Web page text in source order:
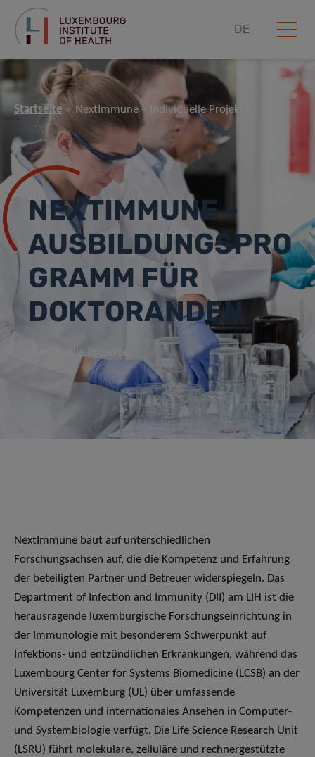
DE
Startseite NextImmune – Individuelle Projekte
NEXTIMMUNE -
AUSBILDUNGSPRO
GRAMM FÜR
DOKTORANDEN
Individuelle Projekte
NextImmune baut auf unterschiedlichen
Forschungsachsen auf, die die Kompetenz und Erfahrung
der beteiligten Partner und Betreuer widerspiegeln. Das
Department of Infection and Immunity (DII) am LIH ist die
herausragende luxemburgische Forschungseinrichtung in
der Immunologie mit besonderem Schwerpunkt auf
Infektions- und entzündlichen Erkrankungen, während das
Luxembourg Center for Systems Biomedicine (LCSB) an der
Universität Luxemburg (UL) über umfassende
Kompetenzen und internationales Ansehen in Computer-
und Systembiologie verfügt. Die Life Science Research Unit
(LSRU) führt molekulare, zelluläre und rechnergestützte